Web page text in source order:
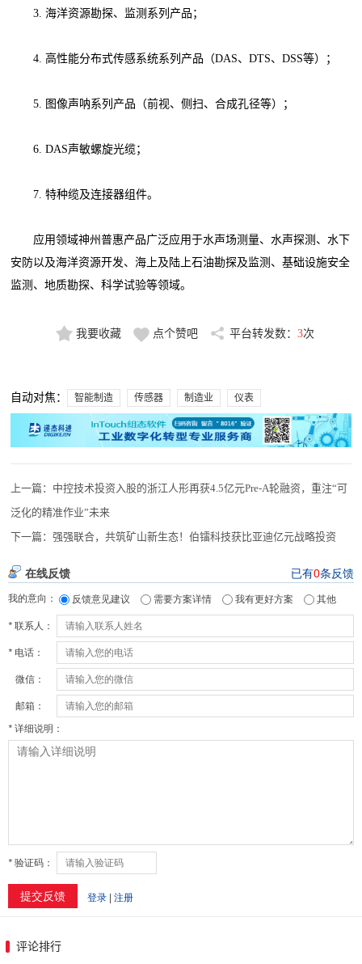
3. 海洋资源勘探、监测系列产品；
4. 高性能分布式传感系统系列产品（DAS、DTS、DSS等）；
5. 图像声呐系列产品（前视、侧扫、合成孔径等）；
6. DAS声敏螺旋光缆；
7. 特种缆及连接器组件。
应用领域神州普惠产品广泛应用于水声场测量、水声探测、水下
安防以及海洋资源开发、海上及陆上石油勘探及监测、基础设施安全
监测、地质勘探、科学试验等领域。
我要收藏 点个赞吧 平台转发数： 3次
自动对焦： 智能制造 传感器 制造业 仪表
上一篇： 中控技术投资入股的浙江人形再获4.5亿元Pre-A轮融资，重注“可
泛化的精准作业”未来
下一篇：强强联合，共筑矿山新生态！伯镭科技获比亚迪亿元战略投资
评论排行